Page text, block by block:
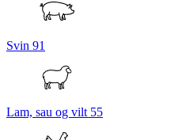
Svin 91
Lam, sau og vilt 55